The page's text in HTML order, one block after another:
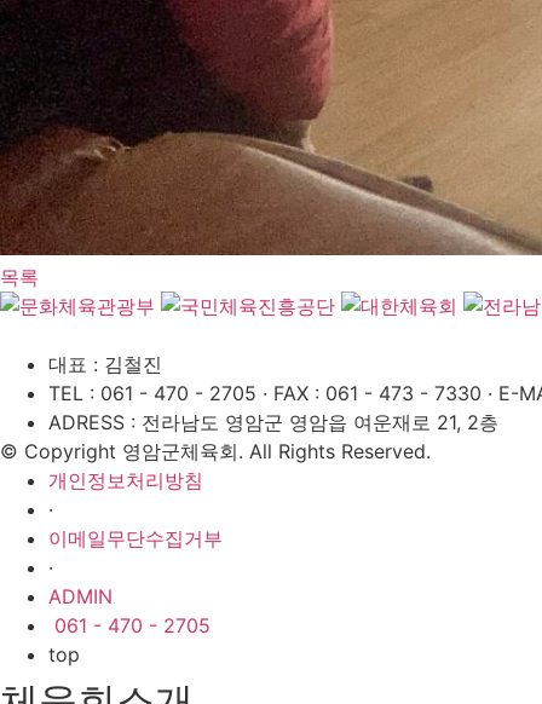
목록
대표 : 김철진
TEL : 061 - 470 - 2705 · FAX : 061 - 473 - 7330 · E-
ADRESS : 전라남도 영암군 영암읍 여운재로 21, 2층
© Copyright 영암군체육회. All Rights Reserved.
개인정보처리방침
·
이메일무단수집거부
·
ADMIN
061 - 470 - 2705
top